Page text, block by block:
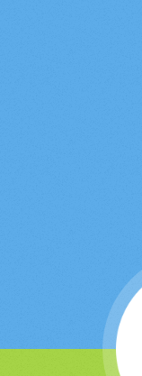
Atiza! -
iOS (iPhone) y
información
añadido de